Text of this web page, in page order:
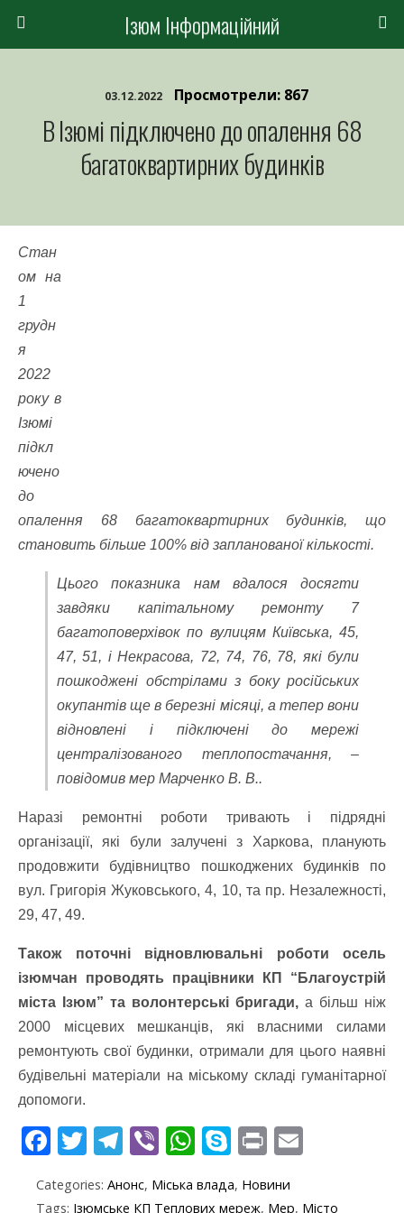
Ізюм Інформаційний
03.12.2022 Просмотрели: 867
В Ізюмі підключено до опалення 68
багатоквартирних будинків
Стан
ом на
1
грудн
я
2022
року в
Ізюмі
підкл
ючено
до
опалення 68 багатоквартирних будинків, що
становить більше 100% від запланованої кількості.
Цього показника нам вдалося досягти
завдяки капітальному ремонту 7
багатоповерхівок по вулицям Київська, 45,
47, 51, і Некрасова, 72, 74, 76, 78, які були
пошкоджені обстрілами з боку російських
окупантів ще в березні місяці, а тепер вони
відновлені і підключені до мережі
централізованого теплопостачання, –
повідомив мер Марченко В. В..
Наразі ремонтні роботи тривають і підрядні
організації, які були залучені з Харкова, планують
продовжити будівництво пошкоджених будинків по
вул. Григорія Жуковського, 4, 10, та пр. Незалежності,
29, 47, 49.
Також поточні відновлювальні роботи осель
ізюмчан проводять працівники КП “Благоустрій
міста Ізюм” та волонтерські бригади, а більш ніж
2000 місцевих мешканців, які власними силами
ремонтують свої будинки, отримали для цього наявні
будівельні матеріали на міському складі гуманітарної
допомоги.
F
e
T
itt
T
e
Vi
er
W
at
S
y
Pr
t ai
Categories: Анонс, Міська влада, Новини
Tags: Ізюмське КП Теплових мереж, Мер, Місто